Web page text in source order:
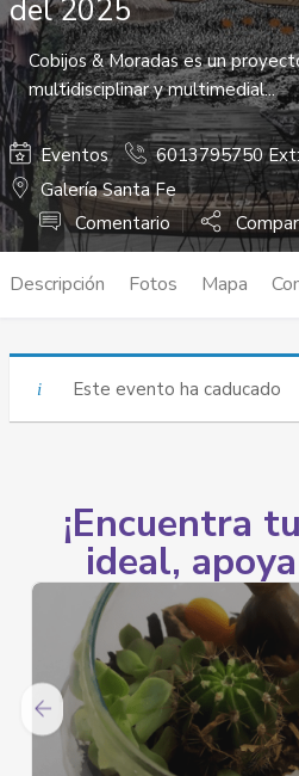
del 2025
Cobijos & Moradas es un
multidisciplinar y multimedial...
Eventos
6013795750
Galería Santa Fe
Comentario
Descripción Fotos Mapa
Este evento ha caducado
¡Encuentra
ideal,